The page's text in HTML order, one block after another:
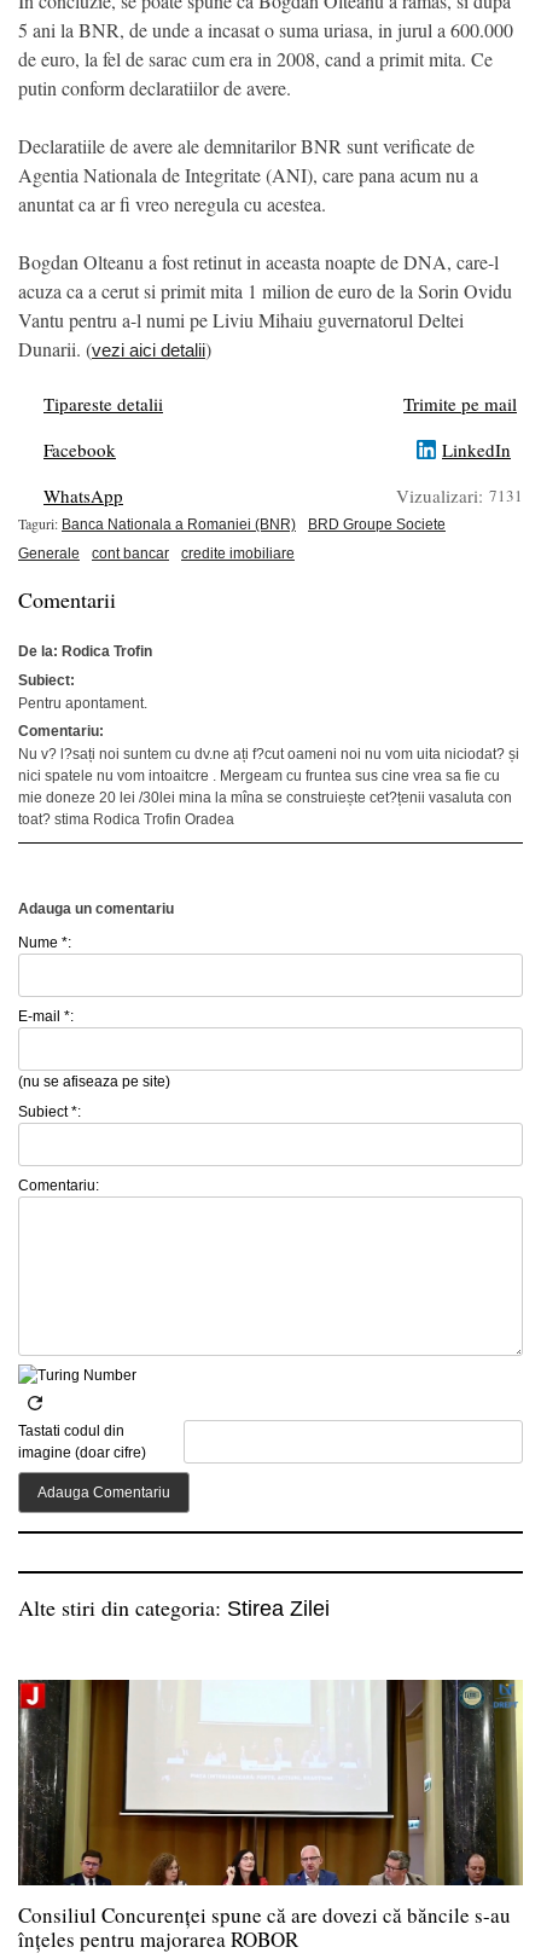
5 ani la BNR, de unde a incasat o suma uriasa, in jurul a 600.000
de euro, la fel de sarac cum era in 2008, cand a primit mita. Ce
putin conform declaratiilor de avere.
Declaratiile de avere ale demnitarilor BNR sunt verificate de
Agentia Nationala de Integritate (ANI), care pana acum nu a
anuntat ca ar fi vreo neregula cu acestea.
Bogdan Olteanu a fost retinut in aceasta noapte de DNA, care-l
acuza ca a cerut si primit mita 1 milion de euro de la Sorin Ovidu
Vantu pentru a-l numi pe Liviu Mihaiu guvernatorul Deltei
Dunarii. (vezi aici detalii)
Tipareste detalii
Trimite pe mail
Facebook
LinkedIn
WhatsApp
Vizualizari: 7131
Taguri: Banca Nationala a Romaniei (BNR)
BRD Groupe Societe
Generale
cont bancar credite imobiliare
Comentarii
De la: Rodica Trofin
Subiect:
Pentru apontament.
Comentariu:
Nu v? l?sați noi suntem cu dv.ne ați f?cut oameni noi nu vom uita niciodat? și
nici spatele nu vom intoaitcre . Mergeam cu fruntea sus cine vrea sa fie cu
mie doneze 20 lei /30lei mina la mîna se construiește cet?țenii vasaluta con
toat? stima Rodica Trofin Oradea
Adauga un comentariu
Nume *:
E-mail *:
(nu se afiseaza pe site)
Subiect *:
Comentariu:
Tastati codul din
imagine (doar cifre)
Alte stiri din categoria: Stirea Zilei
Consiliul Concurenței spune că are dovezi că băncile s-au
înțeles pentru majorarea ROBOR